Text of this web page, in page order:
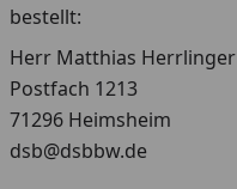
bestellt:
Herr Matthias Herrlinger
Postfach 1213
71296 Heimsheim
dsb@dsbbw.de